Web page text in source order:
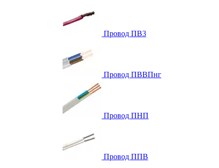
Провод ПВ3
Провод ПВВПнг
Провод ПНП
Провод ППВ